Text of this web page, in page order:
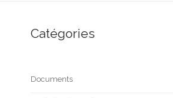
Catégories
Documents